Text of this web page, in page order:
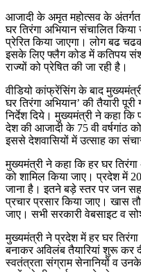
आजादी के अमृत महोत्सव के
घर तिरंगा अभियान संचालित
प्रेरित किया जाएगा। लोग बढ
इसके लिए फ्लैग कोड में कतिपय
राज्यों को प्रेषित की जा रही है।
वीडियो कांफ्रेंसिंग के बाद
घर तिरंगा अभियान’ की तैयारी
निर्देश दिये। मुख्यमंत्री ने कहा कि
देश की आजादी के 75 वी वर्षगांठ
इससे देशवासियों में उत्साह का
मुख्यमंत्री ने कहा कि हर घर
को शामिल किया जाए। प्रदेश में 20
जाना है। इतने बड़े स्तर पर जन
प्रचार प्रसार किया जाए। खास
जाए। सभी सरकारी वेबसाइट व
मुख्यमंत्री ने प्रदेश में हर घर
बनाकर अविलंब तैयारियां शुरू कर
स्वतंत्रता संग्राम सेनानियों व